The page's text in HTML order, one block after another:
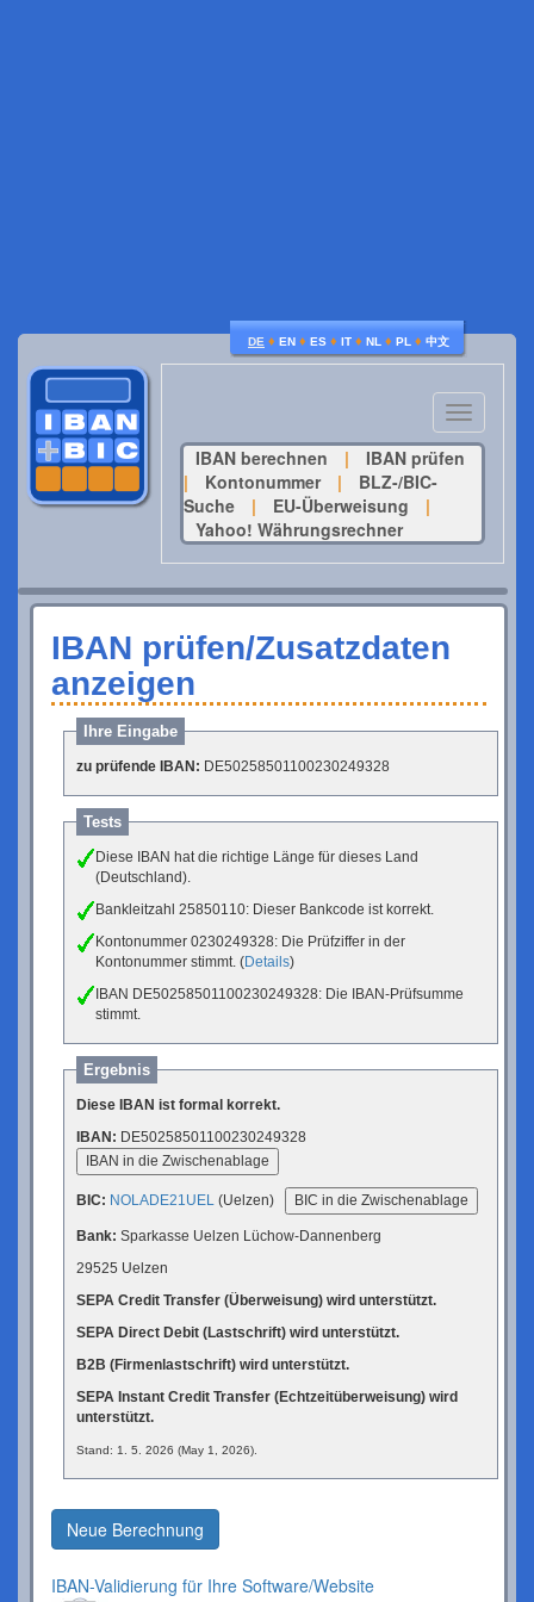
DE ♦ EN ♦ ES ♦ IT ♦ NL ♦ PL ♦ 中文
Toggle
navigation
IBAN berechnen
|
IBAN prüfen
|
Kontonummer |
BLZ-/BIC-
Suche
| EU-Überweisung
|
Yahoo! Währungsrechner
IBAN prüfen/Zusatzdaten
anzeigen
Ihre Eingabe
zu prüfende IBAN: DE50258501100230249328
Tests
Diese IBAN hat die richtige Länge für dieses Land
(Deutschland).
Bankleitzahl 25850110: Dieser Bankcode ist korrekt.
Kontonummer 0230249328: Die Prüfziffer in der
Kontonummer stimmt. (Details)
IBAN DE50258501100230249328: Die IBAN-Prüfsumme
stimmt.
Ergebnis
Diese IBAN ist formal korrekt.
IBAN: DE50258501100230249328
IBAN in die Zwischenablage
BIC: NOLADE21UEL (Uelzen) BIC in die Zwischenablage
Bank: Sparkasse Uelzen Lüchow-Dannenberg
29525 Uelzen
SEPA Credit Transfer (Überweisung) wird unterstützt.
SEPA Direct Debit (Lastschrift) wird unterstützt.
B2B (Firmenlastschrift) wird unterstützt.
SEPA Instant Credit Transfer (Echtzeitüberweisung) wird
unterstützt.
Stand: 1. 5. 2026 (May 1, 2026).
Neue Berechnung
IBAN-Validierung für Ihre Software/Website